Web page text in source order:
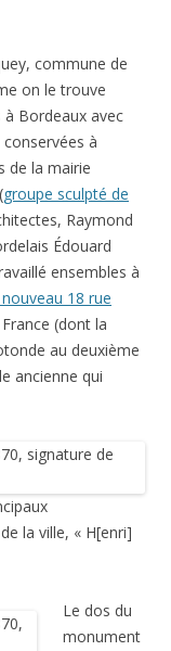
commune de
on le trouve
Bordeaux avec
à
de la mairie
groupe sculpté de
Raymond
Édouard
ensembles à
18 rue
(dont la
au deuxième
ancienne qui
la ville, « H[enri]
Le dos du
monument